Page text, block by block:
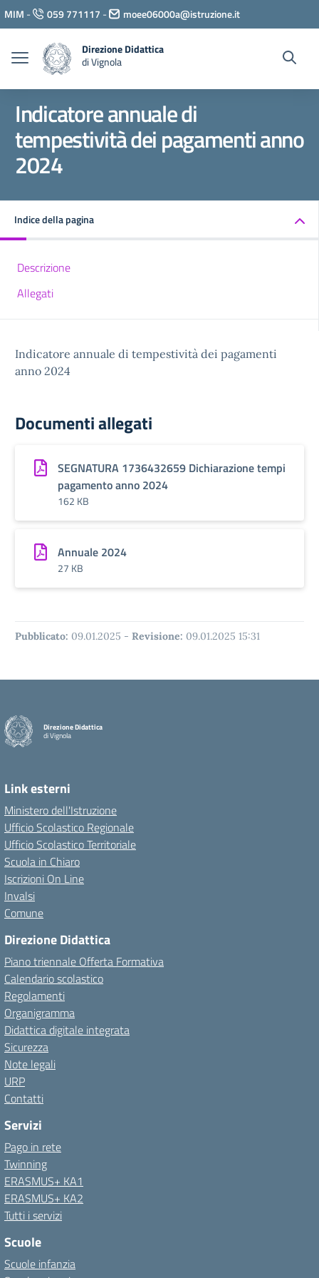
Vai ai contenuti
Vai al menu di navigazione
Vai al footer
MIM - 059 771117 - moee06000a@istruzione.it
Direzione Didattica
di Vignola
Indicatore annuale di
tempestività dei pagamenti anno
2024
Indice della pagina
Descrizione
Allegati
Indicatore annuale di tempestività dei pagamenti
anno 2024
Documenti allegati
SEGNATURA 1736432659 Dichiarazione tempi
pagamento anno 2024
162 KB
Annuale 2024
27 KB
Pubblicato: 09.01.2025 - Revisione: 09.01.2025 15:31
Direzione Didattica
di Vignola
Link esterni
Ministero dell'Istruzione
Ufficio Scolastico Regionale
Ufficio Scolastico Territoriale
Scuola in Chiaro
Iscrizioni On Line
Invalsi
Comune
Direzione Didattica
Piano triennale Offerta Formativa
Calendario scolastico
Regolamenti
Organigramma
Didattica digitale integrata
Sicurezza
Note legali
URP
Contatti
Servizi
Pago in rete
Twinning
ERASMUS+ KA1
ERASMUS+ KA2
Tutti i servizi
Scuole
Scuole infanzia